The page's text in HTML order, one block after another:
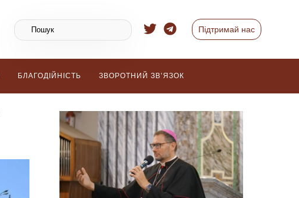
Підтримай нас
БЛАГОДІЙНІСТЬ ЗВОРОТНИЙ ЗВ’ЯЗОК